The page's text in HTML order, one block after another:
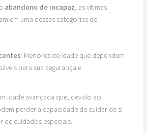
abandono de incapaz, as vítimas
em uma dessas categorias de
: Menores de idade que dependem
para sua segurança e
idade avançada que, devido ao
perder a capacidade de cuidar de si
de cuidados especiais.